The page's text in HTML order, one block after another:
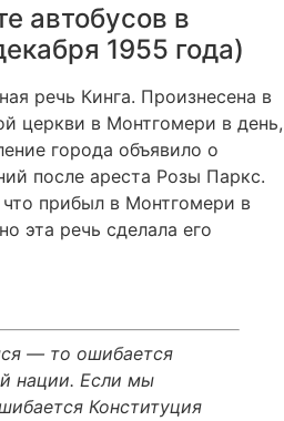
автобусов в
1955 года)
речь Кинга. Произнесена в
церкви в Монтгомери в день,
города объявило о
после ареста Розы Паркс.
что прибыл в Монтгомери в
эта речь сделала его
— то ошибается
нации. Если мы
Конституция